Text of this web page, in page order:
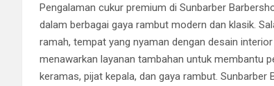
Pengalaman cukur premium di Sunbarber
dalam berbagai gaya rambut modern dan klasik.
ramah, tempat yang nyaman dengan desain
menawarkan layanan tambahan untuk membantu
keramas, pijat kepala, dan gaya rambut.